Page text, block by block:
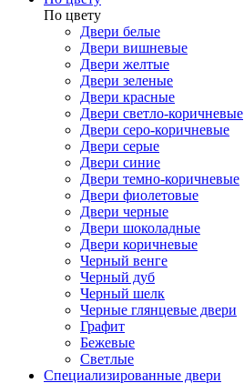
По цвету
Двери белые
Двери вишневые
Двери желтые
Двери зеленые
Двери красные
Двери светло-коричневые
Двери серо-коричневые
Двери серые
Двери синие
Двери темно-коричневые
Двери фиолетовые
Двери черные
Двери шоколадные
Двери коричневые
Черный венге
Черный дуб
Черный шелк
Черные глянцевые двери
Графит
Бежевые
Светлые
Специализированные двери